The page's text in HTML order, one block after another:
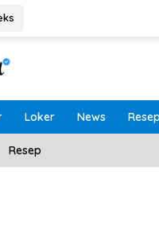
Loker News Resep
Resep